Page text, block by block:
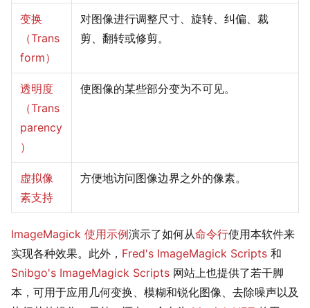
变换
（Trans
form）
对图像进行调整尺寸、旋转、纠偏、裁
剪、翻转或修剪。
透明度
（Trans
parency
）
使图像的某些部分变为不可见。
虚拟像
素支持
方便地访问图像边界之外的像素。
ImageMagick 使用示例演示了如何从命令行使用本软件来
实现各种效果。此外， Fred's ImageMagick Scripts 和
Snibgo's ImageMagick Scripts 网站上也提供了若干脚
本，可用于应用几何变换、模糊和锐化图像、去除噪声以及